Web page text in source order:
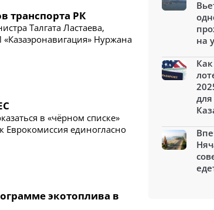
транспорта РК
Талгата Ластаева,
Нуржана
в «чёрном списке»
Еврокомиссия единогласно
экотоплива в
на